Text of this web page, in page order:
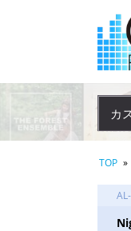
カ
TOP